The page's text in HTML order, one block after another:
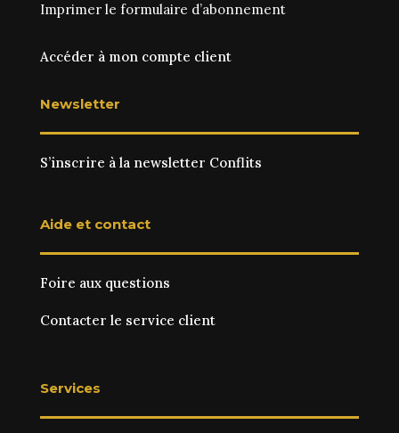
Imprimer le formulaire d’abonnement
Accéder à mon compte client
Newsletter
S’inscrire à la newsletter Conflits
Aide et contact
Foire aux questions
Contacter le service client
Services